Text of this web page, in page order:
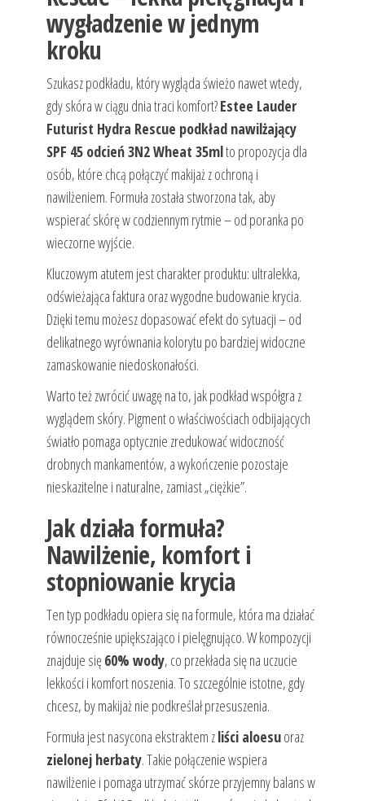
wygładzenie w jednym
kroku
Szukasz podkładu, który wygląda świeżo nawet wtedy,
gdy skóra w ciągu dnia traci komfort?Estee Lauder
Futurist Hydra Rescue podkład nawilżający
SPF 45 odcień 3N2 Wheat 35mlto propozycja dla
osób, które chcą połączyć makijaż z ochroną i
nawilżeniem. Formuła została stworzona tak, aby
wspierać skórę w codziennym rytmie – od poranka po
wieczorne wyjście.
Kluczowym atutem jest charakter produktu: ultralekka,
odświeżająca faktura oraz wygodne budowanie krycia.
Dzięki temu możesz dopasować efekt do sytuacji – od
delikatnego wyrównania kolorytu po bardziej widoczne
zamaskowanie niedoskonałości.
Warto też zwrócić uwagę na to, jak podkład współgra z
wyglądem skóry. Pigment o właściwościach odbijających
światło pomaga optycznie zredukować widoczność
drobnych mankamentów, a wykończenie pozostaje
nieskazitelne i naturalne, zamiast „ciężkie”.
Jak działa formuła?
Nawilżenie, komfort i
stopniowanie krycia
Ten typ podkładu opiera się na formule, która ma działać
równocześnie upiększająco i pielęgnująco. W kompozycji
znajduje się60% wody, co przekłada się na uczucie
lekkości i komfort noszenia. To szczególnie istotne, gdy
chcesz, by makijaż nie podkreślał przesuszenia.
Formuła jest nasycona ekstraktem zliści aloesuoraz
zielonej herbaty. Takie połączenie wspiera
nawilżenie i pomaga utrzymać skórze przyjemny balans w